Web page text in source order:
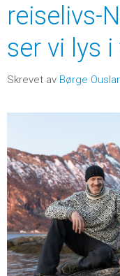
reiselivs-
ser vi lys
Skrevet av Børge